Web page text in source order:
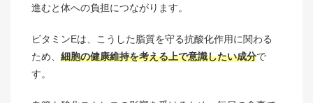
進むと体への負担につながります。
ビタミンEは、こうした脂質を守る抗酸化作用に関わる
ため、 細胞の健康維持を考える上で意識したい成分で
す。